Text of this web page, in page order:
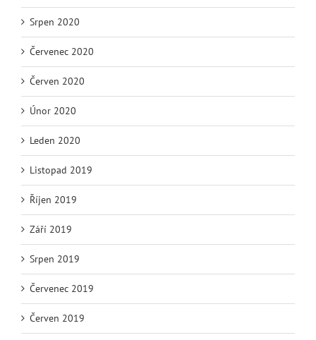
Srpen 2020
Červenec 2020
Červen 2020
Únor 2020
Leden 2020
Listopad 2019
Říjen 2019
Září 2019
Srpen 2019
Červenec 2019
Červen 2019